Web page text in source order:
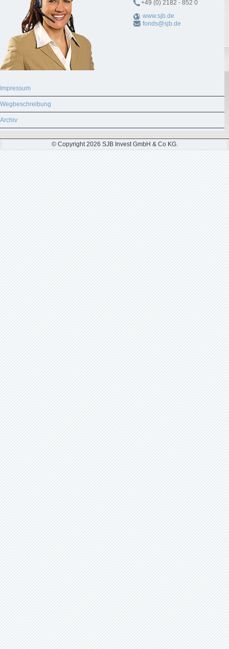
+49 (0) 2182 - 852 0
www.sjb.de
fonds@sjb.de
Impressum
Wegbeschreibung
Archiv
© Copyright 2026 SJB Invest GmbH & Co KG.